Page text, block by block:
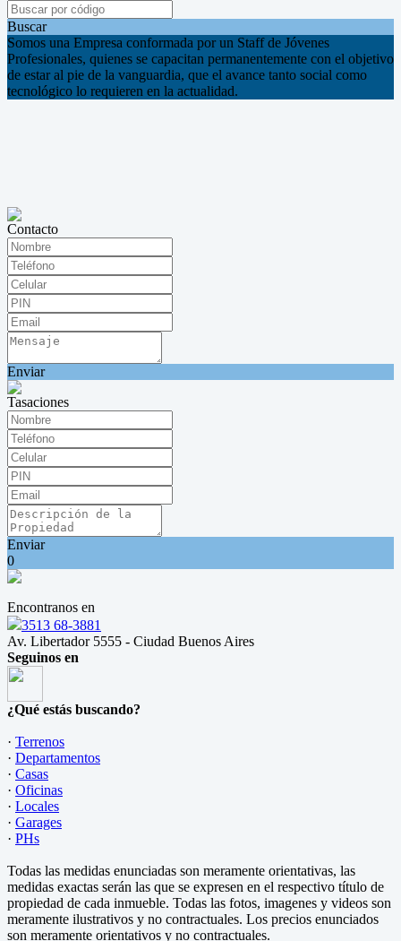
Buscar
Somos una Empresa conformada por un Staff de Jóvenes
Profesionales, quienes se capacitan permanentemente con el objetivo
de estar al pie de la vanguardia, que el avance tanto social como
tecnológico lo requieren en la actualidad.
Contacto
Enviar
Tasaciones
Enviar
0
Encontranos en
3513 68-3881
Av. Libertador 5555 - Ciudad Buenos Aires
Seguinos en
¿Qué estás buscando?
· Terrenos
· Departamentos
· Casas
· Oficinas
· Locales
· Garages
· PHs
Todas las medidas enunciadas son meramente orientativas, las
medidas exactas serán las que se expresen en el respectivo título de
propiedad de cada inmueble. Todas las fotos, imagenes y videos son
meramente ilustrativos y no contractuales. Los precios enunciados
son meramente orientativos y no contractuales.